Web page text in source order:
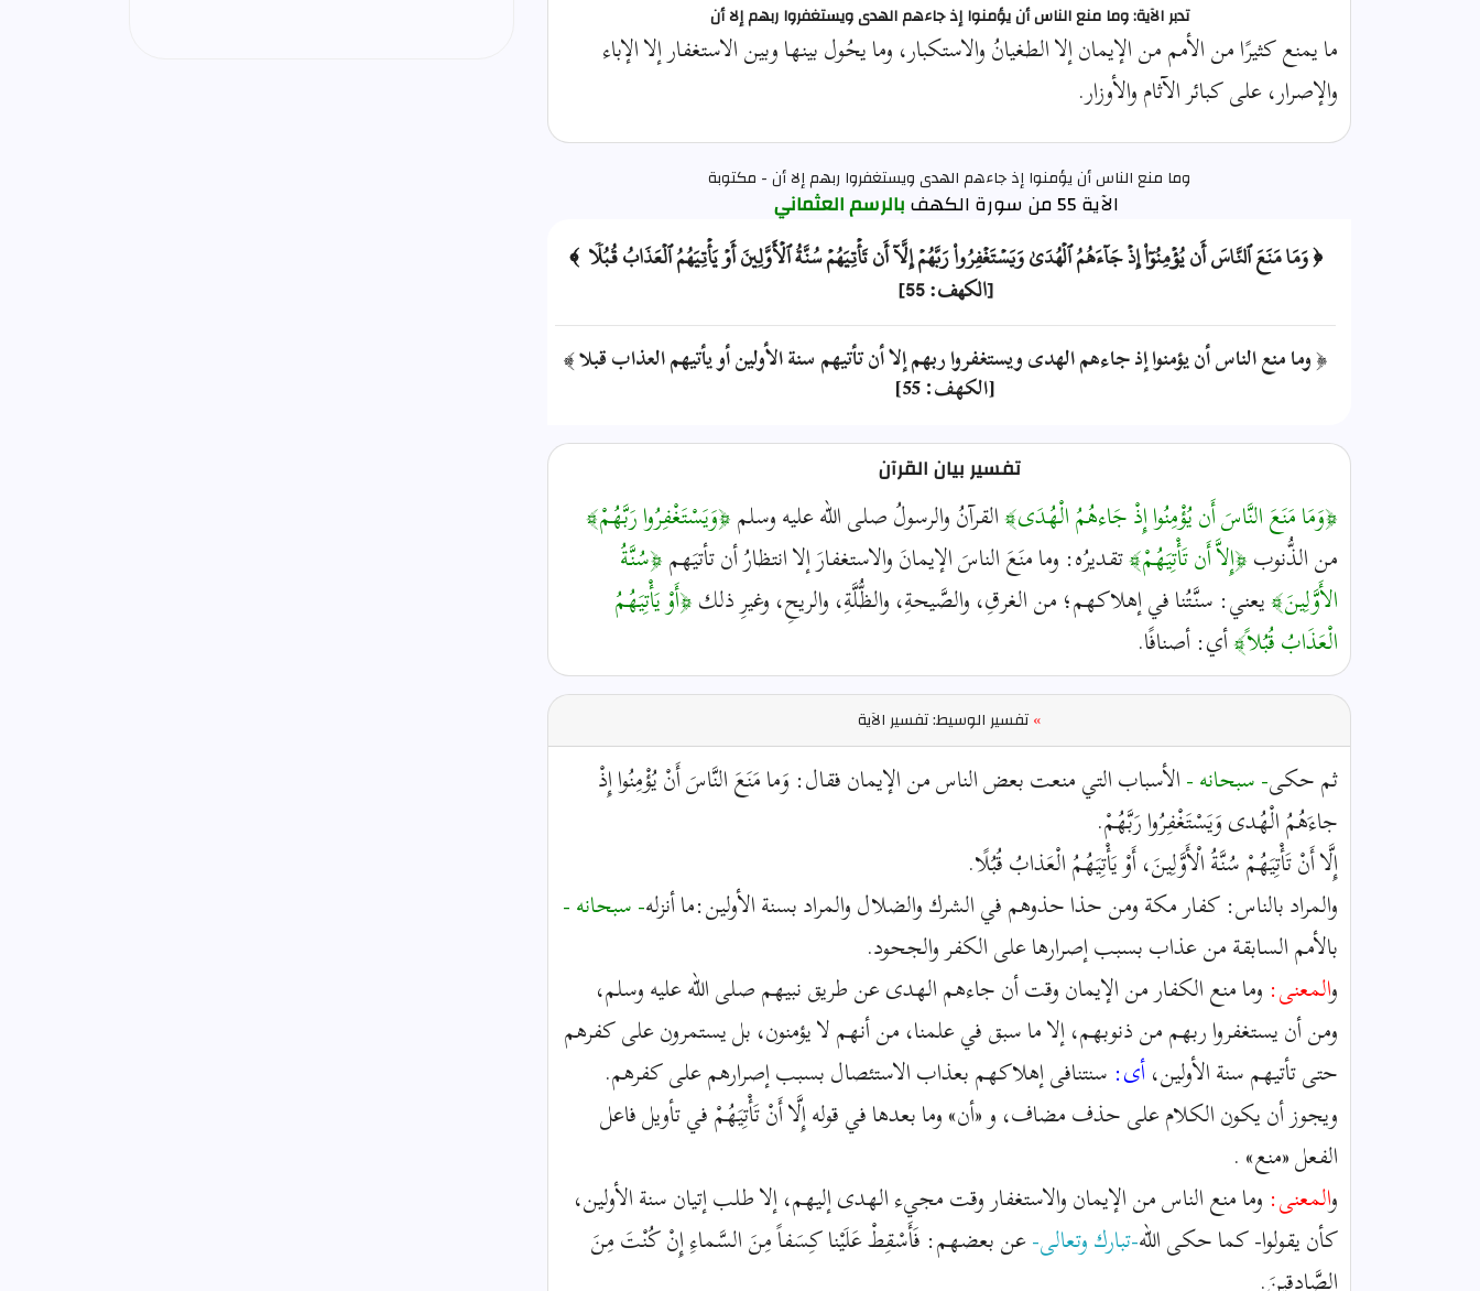
تدبر الآية: وما منع الناس أن يؤمنوا إذ جاءهم الهدى ويستغفروا ربهم إلا أن
ما يمنع كثيرًا من الأمم من الإيمان إلا الطغيانُ والاستكبار، وما يحُول بينها وبين الاستغفار إلا الإباء
والإصرار، على كبائر الآثام والأوزار.
وما منع الناس أن يؤمنوا إذ جاءهم الهدى ويستغفروا ربهم إلا أن - مكتوبة
الآية 55 من سورة الكهف بالرسم العثماني
﴿ وَمَا مَنَعَ ٱلنَّاسَ أَن يُؤۡمِنُوٓاْ إِذۡ جَآءَهُمُ ٱلۡهُدَىٰ وَيَسۡتَغۡفِرُواْ رَبَّهُمۡ إِلَّآ أَن تَأۡتِيَهُمۡ سُنَّةُ ٱلۡأَوَّلِينَ أَوۡ يَأۡتِيَهُمُ ٱلۡعَذَابُ قُبُلٗا ﴾
[الكهف: 55]
﴿ وما منع الناس أن يؤمنوا إذ جاءهم الهدى ويستغفروا ربهم إلا أن تأتيهم سنة الأولين أو يأتيهم العذاب قبلا ﴾
[الكهف: 55]
تفسير بيان القرآن
﴿وَمَا مَنَعَ النَّاسَ أَن يُؤْمِنُوا إِذْ جَاءهُمُ الْهُدَى﴾القرآنُ والرسولُ صلى الله عليه وسلم﴿وَيَسْتَغْفِرُوا رَبَّهُمْ﴾
من الذُّنوب﴿إِلاَّ أَن تَأْتِيَهُمْ﴾تقديرُه: وما منَعَ الناسَ الإيمانَ والاستغفارَ إلا انتظارُ أن تأتيَهم﴿سُنَّةُ
الأَوَّلِينَ﴾يعني: سنَّتُنا في إهلاكهم؛ من الغرقِ، والصَّيحةِ، والظُّلَّةِ، والريحِ، وغيرِ ذلك﴿أَوْ يَأْتِيَهُمُ
الْعَذَابُ قُبُلاً﴾أي: أصنافًا.
»تفسير الوسيط: تفسير الآية
ثم حكى- سبحانه -الأسباب التي منعت بعض الناس من الإيمان فقال: وَما مَنَعَ النَّاسَ أَنْ يُؤْمِنُوا إِذْ
جاءَهُمُ الْهُدى وَيَسْتَغْفِرُوا رَبَّهُمْ.
إِلَّا أَنْ تَأْتِيَهُمْ سُنَّةُ الْأَوَّلِينَ، أَوْ يَأْتِيَهُمُ الْعَذابُ قُبُلًا.
والمراد بالناس: كفار مكة ومن حذا حذوهم في الشرك والضلال والمراد بسنة الأولين:ما أنزله- سبحانه -
بالأمم السابقة من عذاب بسبب إصرارها على الكفر والجحود.
والمعنى: وما منع الكفار من الإيمان وقت أن جاءهم الهدى عن طريق نبيهم صلى الله عليه وسلم،
ومن أن يستغفروا ربهم من ذنوبهم، إلا ما سبق في علمنا، من أنهم لا يؤمنون، بل يستمرون على كفرهم
حتى تأتيهم سنة الأولين،أى: سنتنافى إهلاكهم بعذاب الاستئصال بسبب إصرارهم على كفرهم.
ويجوز أن يكون الكلام على حذف مضاف، و «أن» وما بعدها في قوله إِلَّا أَنْ تَأْتِيَهُمْ في تأويل فاعل
الفعل «منع» .
والمعنى: وما منع الناس من الإيمان والاستغفار وقت مجيء الهدى إليهم، إلا طلب إتيان سنة الأولين،
كأن يقولوا- كما حكى الله-تبارك وتعالى-عن بعضهم: فَأَسْقِطْ عَلَيْنا كِسَفاً مِنَ السَّماءِ إِنْ كُنْتَ مِنَ